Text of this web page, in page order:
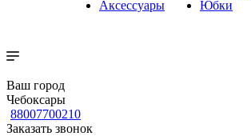
Аксессуары
Юбки
Ваш город
Чебоксары
88007700210
Заказать звонок